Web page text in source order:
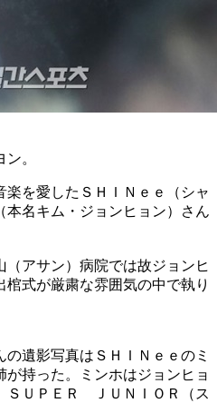
。
楽を愛したＳＨＩＮｅｅ（シャ
本名キム・ジョンヒョン）さん
（アサン）病院では故ジョンヒ
棺式が厳粛な雰囲気の中で執り
遺影写真はＳＨＩＮｅｅのミ
が持った。ミンホはジョンヒョ
ＳＵＰＥＲ ＪＵＮＩＯＲ（ス